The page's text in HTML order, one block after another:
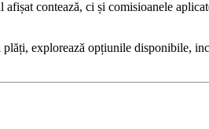
contează, ci și comisioanele
explorează opțiunile disponibile,